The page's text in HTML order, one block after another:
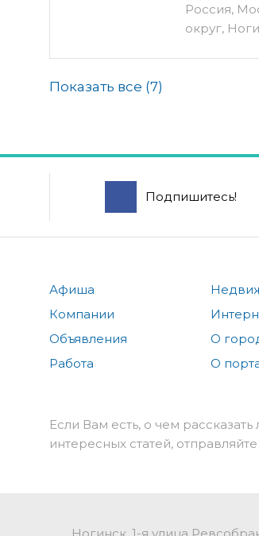
Россия,
округ,
Показать все (7)
Подпишитесь!
Афиша
Компании
Объявления
Работа
О
О
Если Вам есть, о чем
интересных статей,
Ногинск, 1-я улица